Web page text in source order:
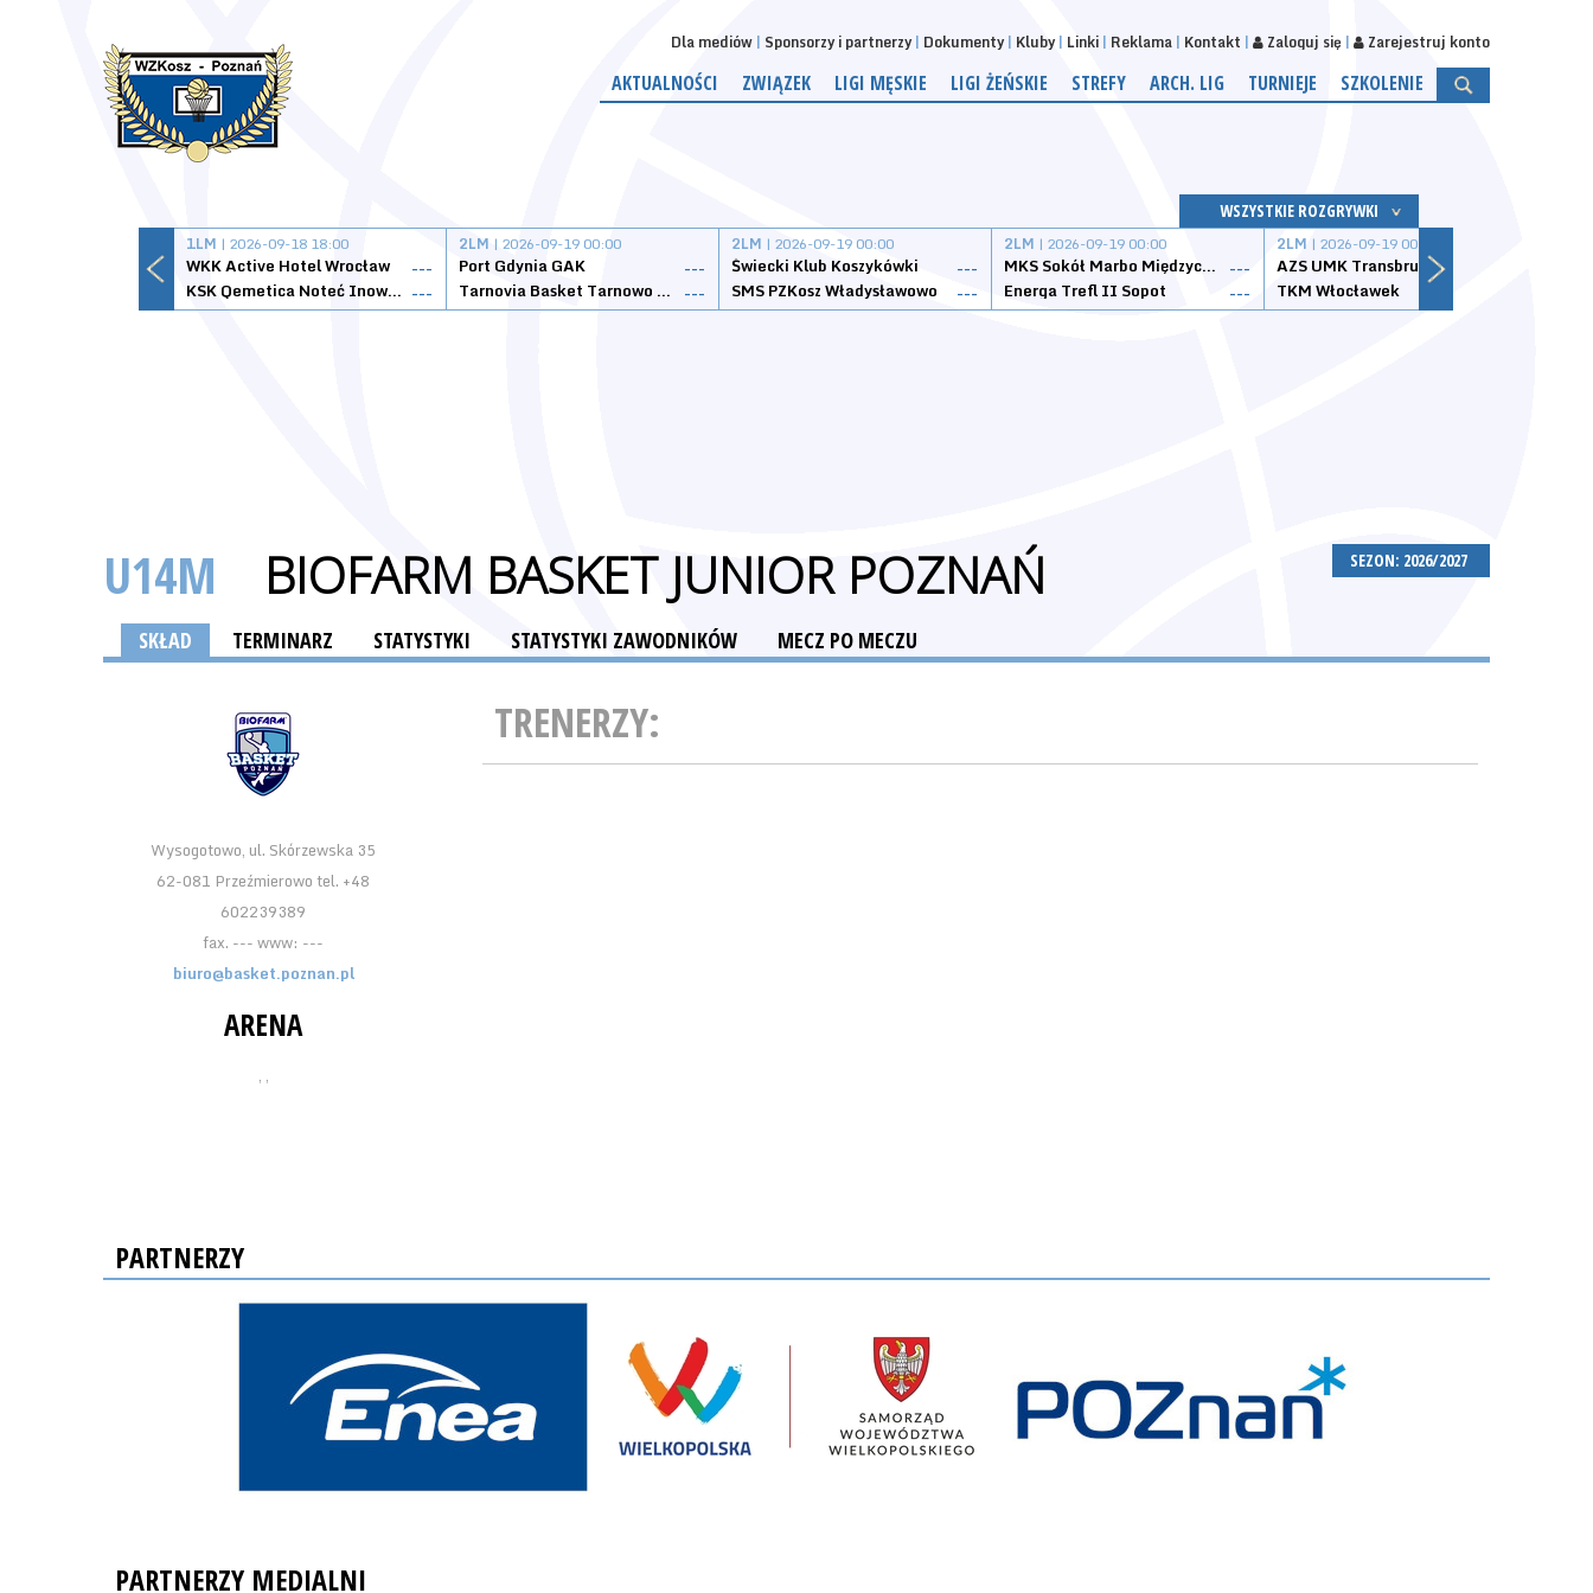
Dla mediów Sponsorzy i partnerzy Dokumenty Kluby Linki Reklama Kontakt Zaloguj się Zarejestruj konto
AKTUALNOŚCI ZWIĄZEK LIGI MĘSKIE LIGI ŻEŃSKIE STREFY ARCH. LIG TURNIEJE SZKOLENIE
WSZYSTKIE ROZGRYWKI
1LM | 2026-09-18 18:00
WKK Active Hotel Wrocław
---
KSK Qemetica Noteć Inowrocław ---
2LM | 2026-09-19 00:00
Port Gdynia GAK
---
Tarnovia Basket Tarnowo Podgórne ---
2LM | 2026-09-19 00:00
Świecki Klub Koszykówki
---
SMS PZKosz Władysławowo
---
2LM | 2026-09-19 00:00
MKS Sokół Marbo Międzychód ---
Energa Trefl II Sopot
---
2LM | 2026-09-19 00:00
AZS UMK Transbruk Toruń
TKM Włocławek
SEZON: 2026/2027
U14M BIOFARM BASKET JUNIOR POZNAŃ
SKŁAD TERMINARZ STATYSTYKI STATYSTYKI ZAWODNIKÓW MECZ PO MECZU
Wysogotowo, ul. Skórzewska 35
62-081 Przeźmierowo tel. +48
602239389
fax. --- www: ---
biuro@basket.poznan.pl
ARENA
, ,
TRENERZY:
PARTNERZY
PARTNERZY MEDIALNI